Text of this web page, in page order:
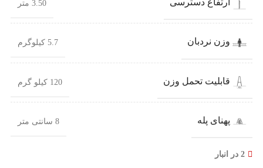
ارتفاع دسترسی 3.50 متر
وزن نردبان 5.7 کیلوگرم
قابلیت تحمل وزن 120 کیلو گرم
پهنای پله 8 سانتی متر
2 در انبار